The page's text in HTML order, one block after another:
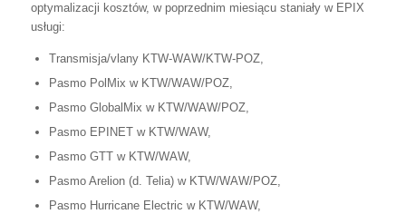
optymalizacji kosztów, w poprzednim miesiącu staniały w EPIX
usługi:
Transmisja/vlany KTW-WAW/KTW-POZ,
Pasmo PolMix w KTW/WAW/POZ,
Pasmo GlobalMix w KTW/WAW/POZ,
Pasmo EPINET w KTW/WAW,
Pasmo GTT w KTW/WAW,
Pasmo Arelion (d. Telia) w KTW/WAW/POZ,
Pasmo Hurricane Electric w KTW/WAW,